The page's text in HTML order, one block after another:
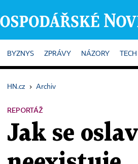
HOME
BYZNYS ZPRÁVY NÁZORY TECH
HN.cz › Archiv
REPORTÁŽ
Jak se